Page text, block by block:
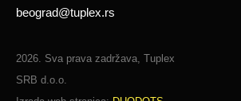
beograd@tuplex.rs
2026. Sva prava zadržava, Tuplex
SRB d.o.o.